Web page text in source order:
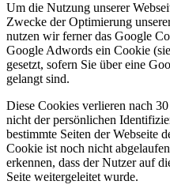
Um die Nutzung unserer
Zwecke der Optimierung
nutzen wir ferner das Google
Google Adwords ein Cookie
gesetzt, sofern Sie über eine
gelangt sind.
Diese Cookies verlieren nach
nicht der persönlichen
bestimmte Seiten der Webseite
Cookie ist noch nicht
erkennen, dass der Nutzer auf
Seite weitergeleitet wurde.